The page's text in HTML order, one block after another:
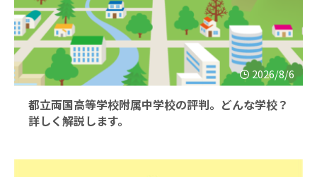
2026/8/6
都立両国高等学校附属中学校の評判。どんな学校？
詳しく解説します。